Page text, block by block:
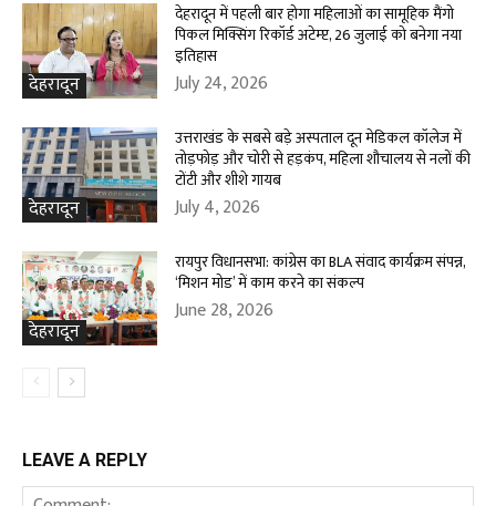
देहरादून
देहरादून में पहली बार होगा महिलाओं का सामूहिक मैंगो
पिकल मिक्सिंग रिकॉर्ड अटेम्प्ट, 26 जुलाई को बनेगा नया
इतिहास
July 24, 2026
देहरादून
उत्तराखंड के सबसे बड़े अस्पताल दून मेडिकल कॉलेज में
तोड़फोड़ और चोरी से हड़कंप, महिला शौचालय से नलों की
टोंटी और शीशे गायब
July 4, 2026
देहरादून
रायपुर विधानसभा: कांग्रेस का BLA संवाद कार्यक्रम संपन्न,
‘मिशन मोड’ में काम करने का संकल्प
June 28, 2026
LEAVE A REPLY